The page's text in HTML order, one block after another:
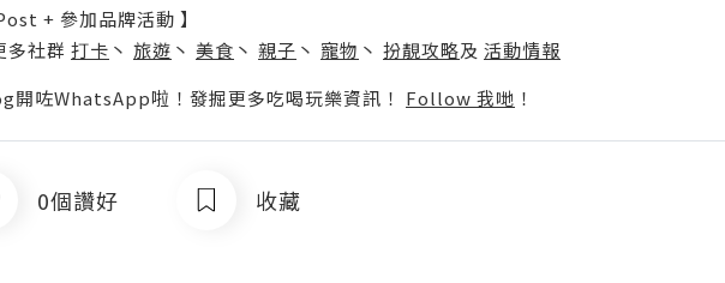
+ 參加品牌活動 】
多社群 打卡 丶 旅遊 丶 美食 丶 親子 丶 寵物 丶 扮靚攻略及 活動情報
開咗WhatsApp啦！發掘更多吃喝玩樂資訊！ Follow 我哋 ！
0個讚好 收藏